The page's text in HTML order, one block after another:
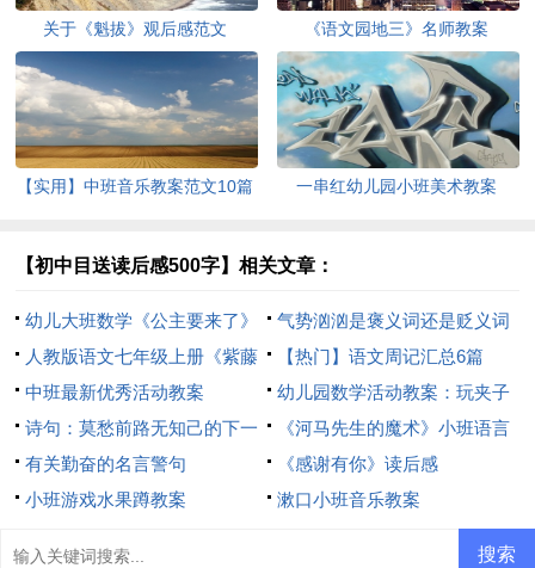
关于《魁拔》观后感范文 《语文园地三》名师教案
【实用】中班音乐教案范文10篇 一串红幼儿园小班美术教案
【初中目送读后感500字】相关文章：
幼儿大班数学《公主要来了》
教案
气势汹汹是褒义词还是贬义词
人教版语文七年级上册《紫藤
萝瀑布》教案
【热门】语文周记汇总6篇
中班最新优秀活动教案
幼儿园数学活动教案：玩夹子
诗句：莫愁前路无知己的下一
句是什么
《河马先生的魔术》小班语言
活动教案
有关勤奋的名言警句
《感谢有你》读后感
小班游戏水果蹲教案
漱口小班音乐教案